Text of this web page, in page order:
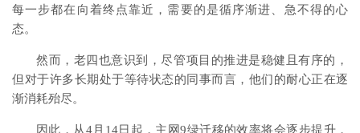
每一步都在向着终点靠近，需要的是循序渐进、急不得的心
态。
然而，老四也意识到，尽管项目的推进是稳健且有序的，
但对于许多长期处于等待状态的同事而言，他们的耐心正在逐
渐消耗殆尽。
因此，从4月14日起，主网9绿迁移的效率将会逐步提升，